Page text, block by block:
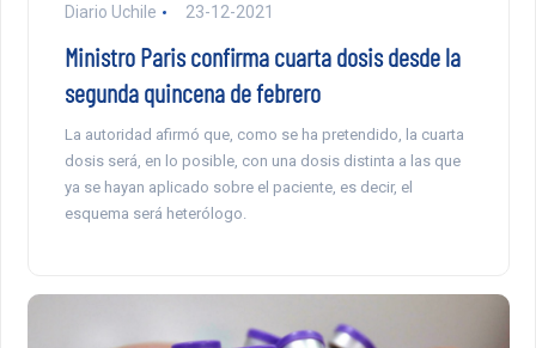
Diario Uchile 23-12-2021
Ministro Paris confirma cuarta dosis desde la
segunda quincena de febrero
La autoridad afirmó que, como se ha pretendido, la cuarta
dosis será, en lo posible, con una dosis distinta a las que
ya se hayan aplicado sobre el paciente, es decir, el
esquema será heterólogo.